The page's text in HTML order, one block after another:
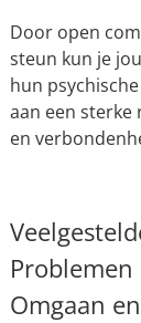
Door open
steun kun je
hun
aan een
en
Omgaan